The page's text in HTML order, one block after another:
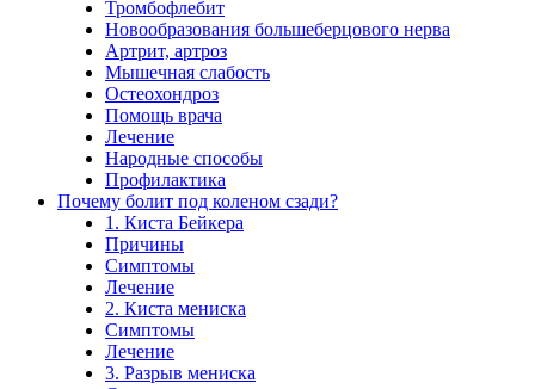
Тромбофлебит
Новообразования большеберцового нерва
Артрит, артроз
Мышечная слабость
Остеохондроз
Помощь врача
Лечение
Народные способы
Профилактика
Почему болит под коленом сзади?
1. Киста Бейкера
Причины
Симптомы
Лечение
2. Киста мениска
Симптомы
Лечение
3. Разрыв мениска